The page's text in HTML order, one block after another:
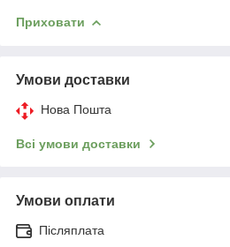
Приховати
Умови доставки
Нова Пошта
Всі умови доставки
Умови оплати
Післяплата